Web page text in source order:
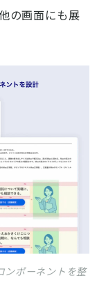
の画面にも展
ンポーネントを整